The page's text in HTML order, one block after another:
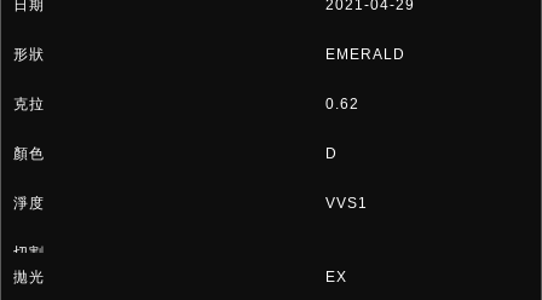
2021-04-29
EMERALD
0.62
D
VVS1
EX